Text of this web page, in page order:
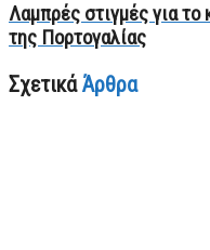
Λαμπρές στιγμές για
της Πορτογαλίας
ΣχετικάΆρθρα